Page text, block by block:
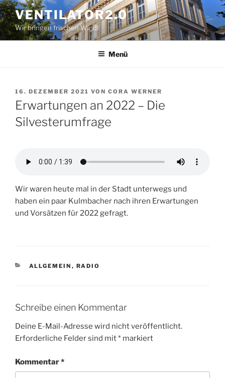
Zum
Inhalt
springen
VENTILATOR2.0
Wir bringen frischen Wind!
Menü
VERÖFFENTLICHT
AM
16. DEZEMBER 2021 VON CORA WERNER
Erwartungen an 2022 – Die
Silvesterumfrage
Wir waren heute mal in der Stadt unterwegs und
haben ein paar Kulmbacher nach ihren Erwartungen
und Vorsätzen für 2022 gefragt.
KATEGORIEN
ALLGEMEIN , RADIO
Schreibe einen Kommentar
Deine E-Mail-Adresse wird nicht veröffentlicht.
Erforderliche Felder sind mit* markiert
Kommentar*